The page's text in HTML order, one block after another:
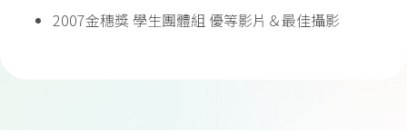
2007金穗獎 學生團體組 優等影片＆最佳攝影